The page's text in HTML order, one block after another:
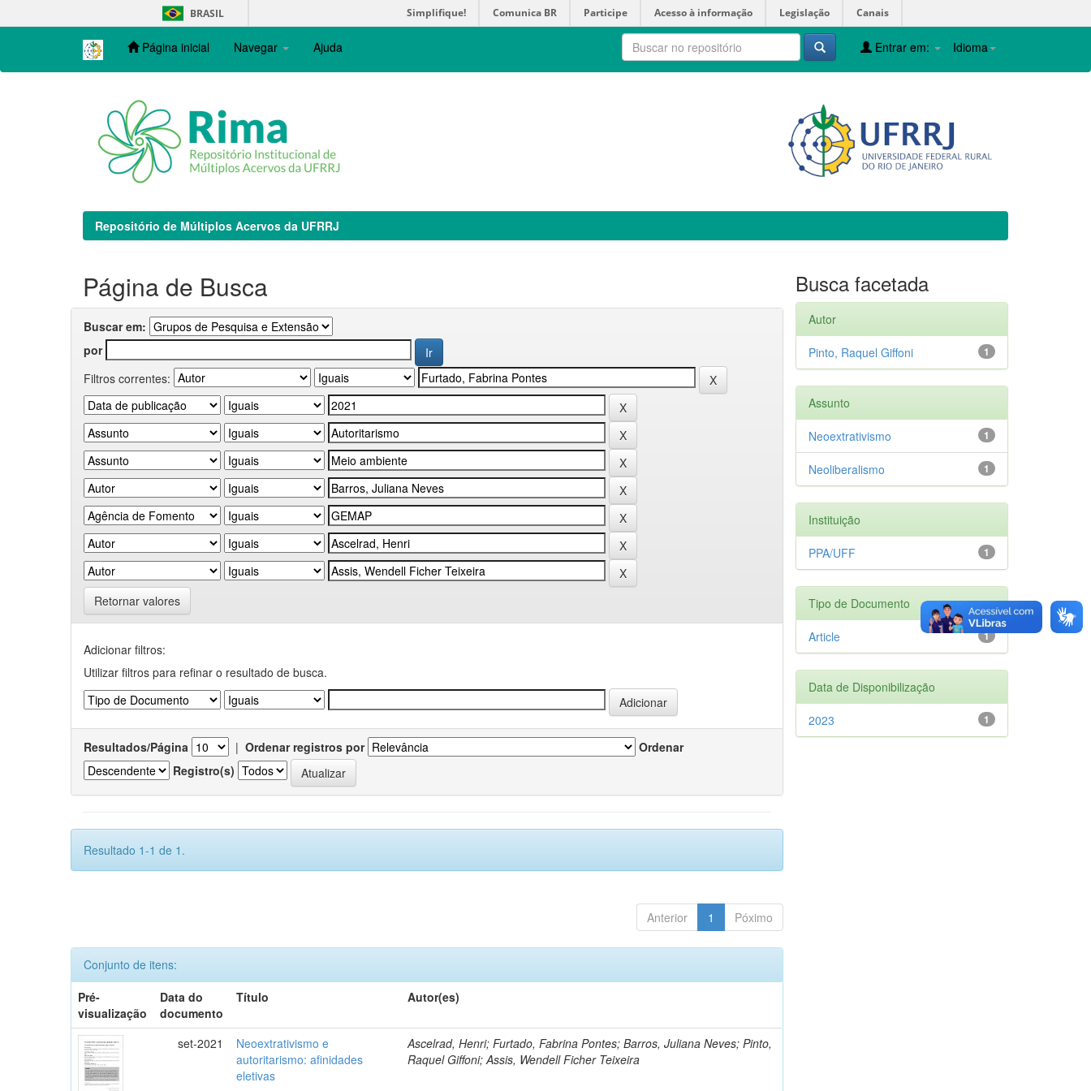
navigation
BRASIL Simplifique! Comunica BR Participe Acesso à informação Legislação Canais
Página inicial Navegar Ajuda Idioma
Entrar em:
Repositório de Múltiplos Acervos da UFRRJ
Página de Busca
Buscar em:
por
Filtros correntes:
Retornar valores
Adicionar filtros:
Utilizar filtros para refinar o resultado de busca.
Resultados/Página | Ordenar registros por
Ordenar
Registro(s)
Resultado 1-1 de 1.
Anterior 1 Póximo
Conjunto de itens:
Pré-
visualização
Data do
documento
Título Autor(es)
set-2021
Neoextrativismo e
autoritarismo: afinidades
eletivas
Ascelrad, Henri; Furtado, Fabrina Pontes; Barros, Juliana Neves; Pinto,
Raquel Giffoni; Assis, Wendell Ficher Teixeira
Busca facetada
Autor
1
Pinto, Raquel Giffoni
Assunto
1
Neoextrativismo
1
Neoliberalismo
Instituição
1
PPA/UFF
Tipo de Documento
1
Article
Data de Disponibilização
1
2023